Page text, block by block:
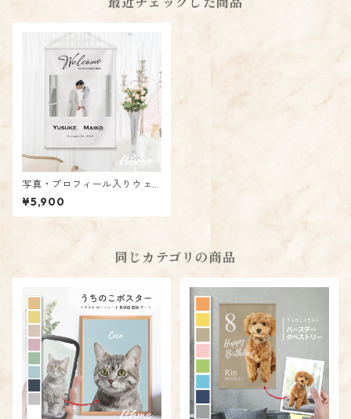
写真・プロフィール入りウェ
ディング本格タペストリー / p
hoto_simple ★名入れ【結婚
式 披露宴 二次会 壁飾り ウェ
ディスプレイ】
¥5,900
同じカテゴリの商品